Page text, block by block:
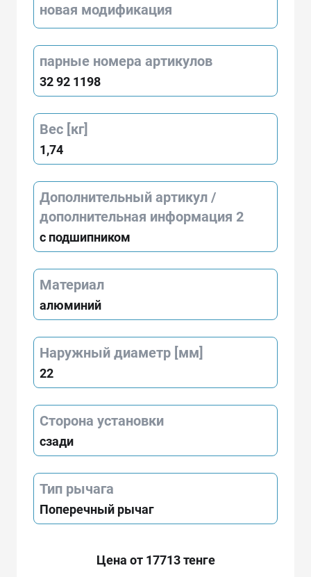
новая модификация
парные номера артикулов
32 92 1198
Вес [кг]
1,74
Дополнительный артикул /
дополнительная информация 2
с подшипником
Материал
алюминий
Наружный диаметр [мм]
22
Сторона установки
сзади
Тип рычага
Поперечный рычаг
Цена от 17713 тенге